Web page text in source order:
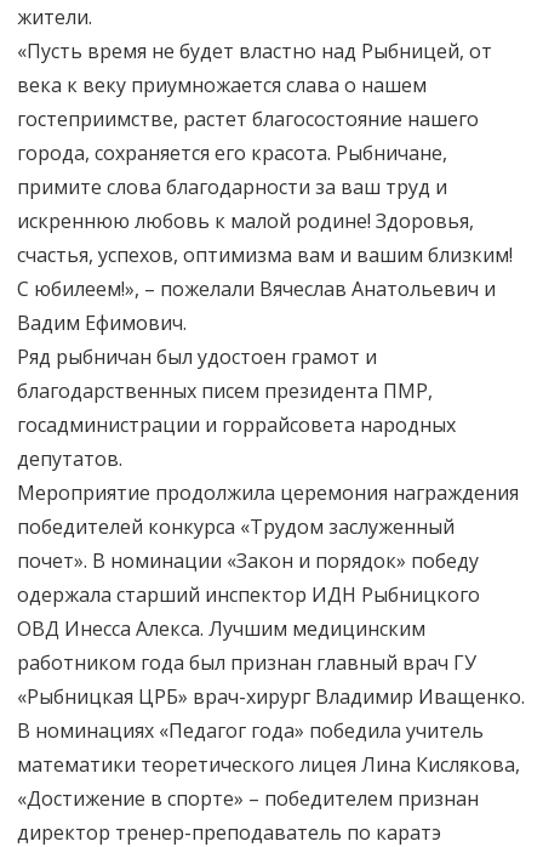
жители.
«Пусть время не будет властно над Рыбницей, от
века к веку приумножается слава о нашем
гостеприимстве, растет благосостояние нашего
города, сохраняется его красота. Рыбничане,
примите слова благодарности за ваш труд и
искреннюю любовь к малой родине! Здоровья,
счастья, успехов, оптимизма вам и вашим близким!
С юбилеем!», – пожелали Вячеслав Анатольевич и
Вадим Ефимович.
Ряд рыбничан был удостоен грамот и
благодарственных писем президента ПМР,
госадминистрации и горрайсовета народных
депутатов.
Мероприятие продолжила церемония награждения
победителей конкурса «Трудом заслуженный
почет». В номинации «Закон и порядок» победу
одержала старший инспектор ИДН Рыбницкого
ОВД Инесса Алекса. Лучшим медицинским
работником года был признан главный врач ГУ
«Рыбницкая ЦРБ» врач-хирург Владимир Иващенко.
В номинациях «Педагог года» победила учитель
математики теоретического лицея Лина Кислякова,
«Достижение в спорте» – победителем признан
директор тренер-преподаватель по каратэ